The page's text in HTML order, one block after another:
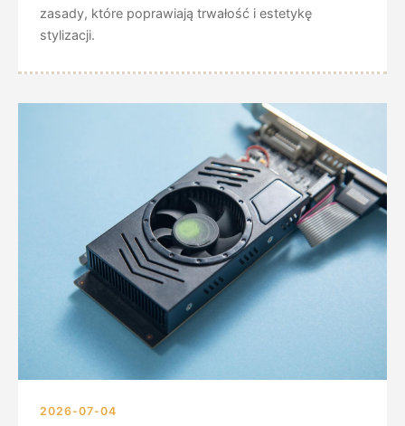
zasady, które poprawiają trwałość i estetykę
stylizacji.
2026-07-04